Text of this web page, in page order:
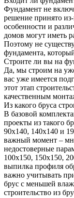
Фундамент не
решение принято
особенности и
домов могут иметь
Поэтому не
фундамента,
Строите ли вы на
Да, мы строим на
вас уже имеется
этот этап
качественным
Из какого бруса
В базовой
проекты из такого
90x140, 140x140 и
важный момент –
недостоверные
100x150, 150x150,
выпилка профиля
важно учитывать
брус с меньшей
строительство из